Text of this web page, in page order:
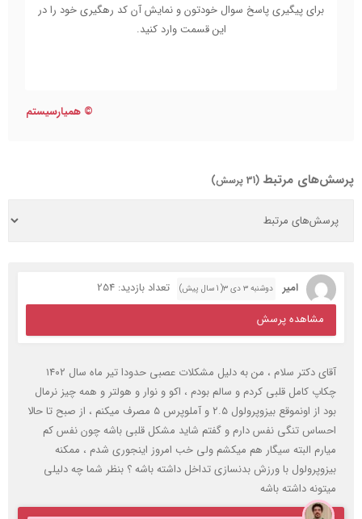
برای پیگیری پاسخ سوال خودتون و نمایش آن کد رهگیری خود را در
این قسمت وارد کنید.
© همیارسیستم
پرسش‌های مرتبط (31 پرسش)
امیر دوشنبه ۳ دی ۳( 1 سال پیش)
تعداد بازدید: 254
مشاهده پرسش
آقای دکتر سلام ، من به دلیل مشکلات عصبی حدودا تیر ماه سال ۱۴۰۲
چکاپ کامل قلبی کردم و سالم بودم ، اکو و نوار و هولتر و همه چیز نرمال
بود از اونموقع بیزوپرولول ۲.۵ و آملوپرس ۵ مصرف میکنم ، از صبح تا حالا
احساس تنگی نفس دارم و گفتم شاید مشکل قلبی باشه چون نفس کم
میارم البته سیگار هم میکشم ولی خب امروز اینجوری شدم ، ممکنه
بیزوپرولول با ورزش بدنسازی تداخل داشته باشه ؟ بنظر شما چه دلیلی
میتونه داشته باشه